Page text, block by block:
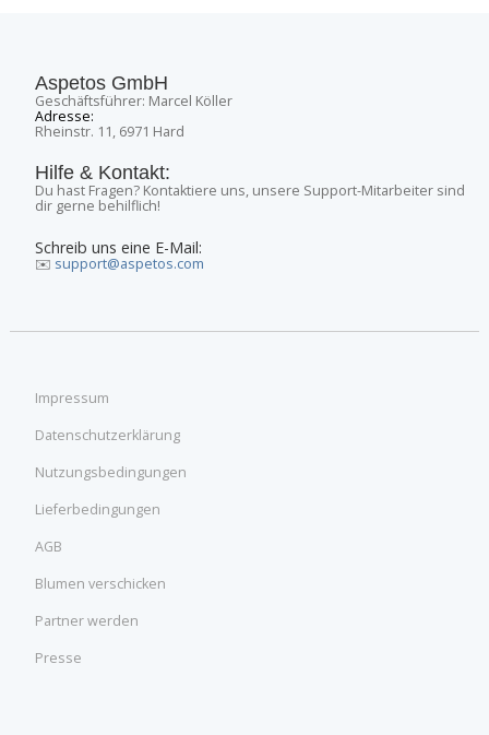
Aspetos GmbH
Geschäftsführer: Marcel Köller
Adresse:
Rheinstr. 11, 6971 Hard
Hilfe & Kontakt:
Du hast Fragen? Kontaktiere uns, unsere Support-Mitarbeiter sind
dir gerne behilflich!
Schreib uns eine E-Mail:
✉️ support@aspetos.com
Impressum
Datenschutzerklärung
Nutzungsbedingungen
Lieferbedingungen
AGB
Blumen verschicken
Partner werden
Presse